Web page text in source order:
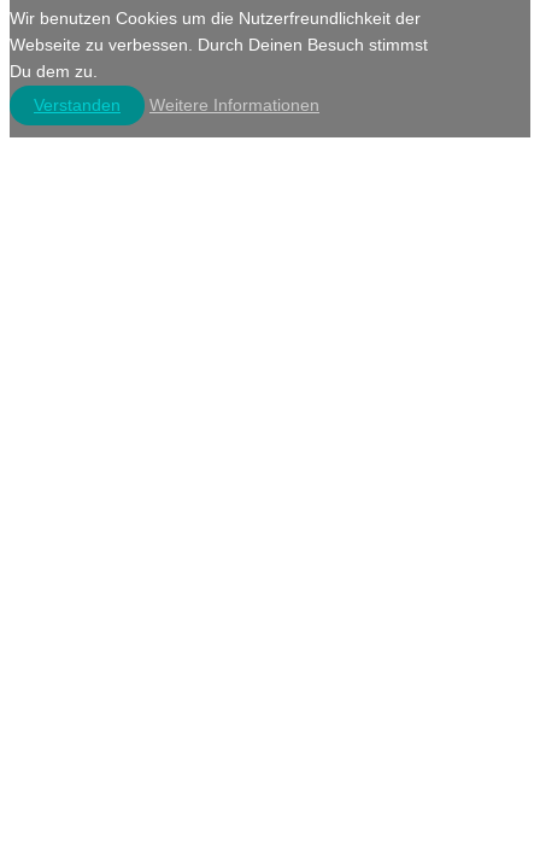
Wir benutzen Cookies um die Nutzerfreundlichkeit der
Webseite zu verbessen. Durch Deinen Besuch stimmst
Du dem zu.
Verstanden
Weitere Informationen